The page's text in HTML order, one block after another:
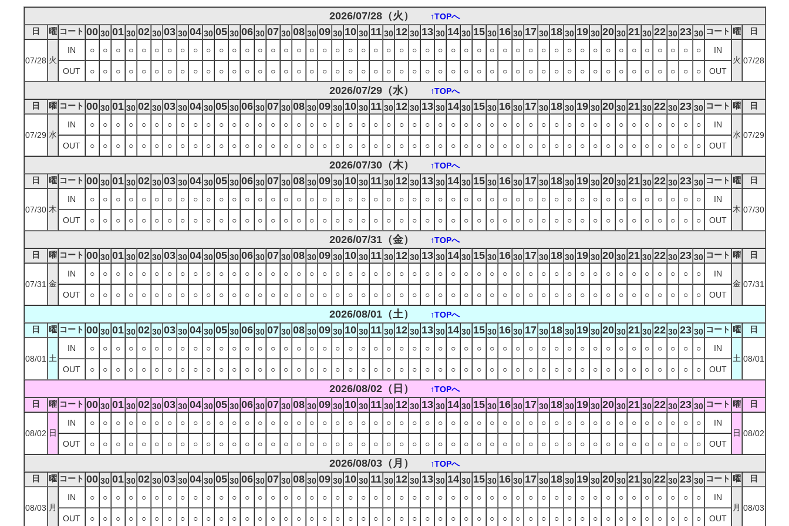
2026/07/28（火）
↑TOPへ
日
曜 コート 00 30 01 30 02 30 03 30 04 30 05 30 06 30 07 30 08 30 09 30 10 30 11 30 12 30 13 30 14 30 15 30 16 30 17 30 18 30 19 30 20 30 21 30 22 30 23 30 コート 曜 日
07/28 火
IN ○ ○ ○ ○ ○ ○ ○ ○ ○ ○ ○ ○ ○ ○ ○ ○ ○ ○ ○ ○ ○ ○ ○ ○ ○ ○ ○ ○ ○ ○ ○ ○ ○ ○ ○ ○ ○ ○ ○ ○ ○ ○ ○ ○ ○ ○ ○ ○
IN
火 07/28
OUT
○ ○ ○ ○ ○ ○ ○ ○ ○ ○ ○ ○ ○ ○ ○ ○ ○ ○ ○ ○ ○ ○ ○ ○ ○ ○ ○ ○ ○ ○ ○ ○ ○ ○ ○ ○ ○ ○ ○ ○ ○ ○ ○ ○ ○ ○ ○ ○ OUT
2026/07/29（水）
↑TOPへ
日
曜 コート 00 30 01 30 02 30 03 30 04 30 05 30 06 30 07 30 08 30 09 30 10 30 11 30 12 30 13 30 14 30 15 30 16 30 17 30 18 30 19 30 20 30 21 30 22 30 23 30 コート 曜 日
07/29 水
IN ○ ○ ○ ○ ○ ○ ○ ○ ○ ○ ○ ○ ○ ○ ○ ○ ○ ○ ○ ○ ○ ○ ○ ○ ○ ○ ○ ○ ○ ○ ○ ○ ○ ○ ○ ○ ○ ○ ○ ○ ○ ○ ○ ○ ○ ○ ○ ○
IN
水 07/29
OUT
○ ○ ○ ○ ○ ○ ○ ○ ○ ○ ○ ○ ○ ○ ○ ○ ○ ○ ○ ○ ○ ○ ○ ○ ○ ○ ○ ○ ○ ○ ○ ○ ○ ○ ○ ○ ○ ○ ○ ○ ○ ○ ○ ○ ○ ○ ○ ○ OUT
2026/07/30（木）
↑TOPへ
日
曜 コート 00 30 01 30 02 30 03 30 04 30 05 30 06 30 07 30 08 30 09 30 10 30 11 30 12 30 13 30 14 30 15 30 16 30 17 30 18 30 19 30 20 30 21 30 22 30 23 30 コート 曜 日
07/30 木
IN ○ ○ ○ ○ ○ ○ ○ ○ ○ ○ ○ ○ ○ ○ ○ ○ ○ ○ ○ ○ ○ ○ ○ ○ ○ ○ ○ ○ ○ ○ ○ ○ ○ ○ ○ ○ ○ ○ ○ ○ ○ ○ ○ ○ ○ ○ ○ ○
IN
木 07/30
OUT
○ ○ ○ ○ ○ ○ ○ ○ ○ ○ ○ ○ ○ ○ ○ ○ ○ ○ ○ ○ ○ ○ ○ ○ ○ ○ ○ ○ ○ ○ ○ ○ ○ ○ ○ ○ ○ ○ ○ ○ ○ ○ ○ ○ ○ ○ ○ ○ OUT
2026/07/31（金）
↑TOPへ
日
曜 コート 00 30 01 30 02 30 03 30 04 30 05 30 06 30 07 30 08 30 09 30 10 30 11 30 12 30 13 30 14 30 15 30 16 30 17 30 18 30 19 30 20 30 21 30 22 30 23 30 コート 曜 日
07/31 金
IN ○ ○ ○ ○ ○ ○ ○ ○ ○ ○ ○ ○ ○ ○ ○ ○ ○ ○ ○ ○ ○ ○ ○ ○ ○ ○ ○ ○ ○ ○ ○ ○ ○ ○ ○ ○ ○ ○ ○ ○ ○ ○ ○ ○ ○ ○ ○ ○
IN
金 07/31
OUT
○ ○ ○ ○ ○ ○ ○ ○ ○ ○ ○ ○ ○ ○ ○ ○ ○ ○ ○ ○ ○ ○ ○ ○ ○ ○ ○ ○ ○ ○ ○ ○ ○ ○ ○ ○ ○ ○ ○ ○ ○ ○ ○ ○ ○ ○ ○ ○ OUT
2026/08/01（土）
↑TOPへ
日
曜 コート 00 30 01 30 02 30 03 30 04 30 05 30 06 30 07 30 08 30 09 30 10 30 11 30 12 30 13 30 14 30 15 30 16 30 17 30 18 30 19 30 20 30 21 30 22 30 23 30 コート 曜 日
08/01 土
IN ○ ○ ○ ○ ○ ○ ○ ○ ○ ○ ○ ○ ○ ○ ○ ○ ○ ○ ○ ○ ○ ○ ○ ○ ○ ○ ○ ○ ○ ○ ○ ○ ○ ○ ○ ○ ○ ○ ○ ○ ○ ○ ○ ○ ○ ○ ○ ○
IN
土 08/01
OUT
○ ○ ○ ○ ○ ○ ○ ○ ○ ○ ○ ○ ○ ○ ○ ○ ○ ○ ○ ○ ○ ○ ○ ○ ○ ○ ○ ○ ○ ○ ○ ○ ○ ○ ○ ○ ○ ○ ○ ○ ○ ○ ○ ○ ○ ○ ○ ○ OUT
2026/08/02（日）
↑TOPへ
日
曜 コート 00 30 01 30 02 30 03 30 04 30 05 30 06 30 07 30 08 30 09 30 10 30 11 30 12 30 13 30 14 30 15 30 16 30 17 30 18 30 19 30 20 30 21 30 22 30 23 30 コート 曜 日
08/02 日
IN ○ ○ ○ ○ ○ ○ ○ ○ ○ ○ ○ ○ ○ ○ ○ ○ ○ ○ ○ ○ ○ ○ ○ ○ ○ ○ ○ ○ ○ ○ ○ ○ ○ ○ ○ ○ ○ ○ ○ ○ ○ ○ ○ ○ ○ ○ ○ ○
IN
日 08/02
OUT
○ ○ ○ ○ ○ ○ ○ ○ ○ ○ ○ ○ ○ ○ ○ ○ ○ ○ ○ ○ ○ ○ ○ ○ ○ ○ ○ ○ ○ ○ ○ ○ ○ ○ ○ ○ ○ ○ ○ ○ ○ ○ ○ ○ ○ ○ ○ ○ OUT
2026/08/03（月）
↑TOPへ
日
曜 コート 00 30 01 30 02 30 03 30 04 30 05 30 06 30 07 30 08 30 09 30 10 30 11 30 12 30 13 30 14 30 15 30 16 30 17 30 18 30 19 30 20 30 21 30 22 30 23 30 コート 曜 日
08/03 月
IN ○ ○ ○ ○ ○ ○ ○ ○ ○ ○ ○ ○ ○ ○ ○ ○ ○ ○ ○ ○ ○ ○ ○ ○ ○ ○ ○ ○ ○ ○ ○ ○ ○ ○ ○ ○ ○ ○ ○ ○ ○ ○ ○ ○ ○ ○ ○ ○
IN
月 08/03
OUT
○ ○ ○ ○ ○ ○ ○ ○ ○ ○ ○ ○ ○ ○ ○ ○ ○ ○ ○ ○ ○ ○ ○ ○ ○ ○ ○ ○ ○ ○ ○ ○ ○ ○ ○ ○ ○ ○ ○ ○ ○ ○ ○ ○ ○ ○ ○ ○ OUT